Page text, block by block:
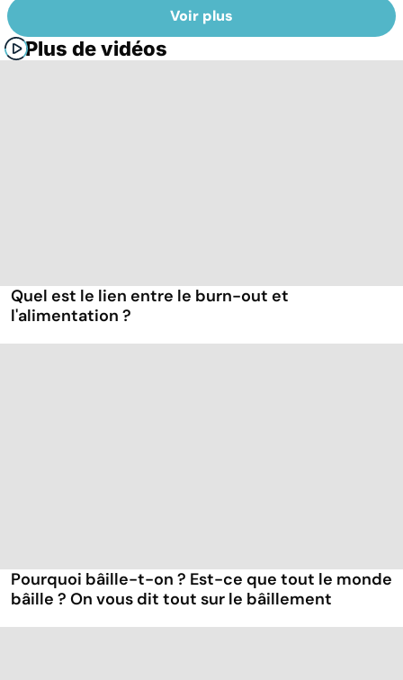
Voir plus
Plus de vidéos
Quel est le lien entre le burn-out et
l'alimentation ?
Pourquoi bâille-t-on ? Est-ce que tout le monde
bâille ? On vous dit tout sur le bâillement